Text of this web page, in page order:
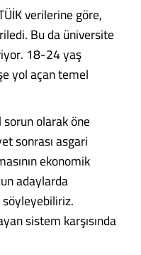
verilerine göre,
Bu da üniversite
18-24 yaş
yol açan temel
olarak öne
sonrası asgari
ekonomik
adaylarda
söyleyebiliriz.
sistem karşısında